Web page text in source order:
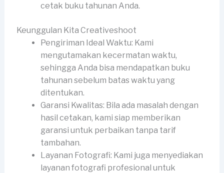
cetak buku tahunan Anda.
Keunggulan Kita Creativeshoot
Pengiriman Ideal Waktu: Kami
mengutamakan kecermatan waktu,
sehingga Anda bisa mendapatkan buku
tahunan sebelum batas waktu yang
ditentukan.
Garansi Kwalitas: Bila ada masalah dengan
hasil cetakan, kami siap memberikan
garansi untuk perbaikan tanpa tarif
tambahan.
Layanan Fotografi: Kami juga menyediakan
layanan fotografi profesional untuk